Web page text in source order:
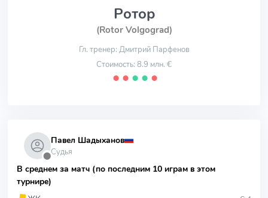
Ротор
(Rotor Volgograd)
Гл. тренер: Дмитрий Парфенов
Стоимость: 8.9 млн. €
⬤ ⬤ ⬤ ⬤ ⬤
⬤
Павел Шадыханов
Судья
В среднем за матч (по последним 10 играм в этом
турнире)